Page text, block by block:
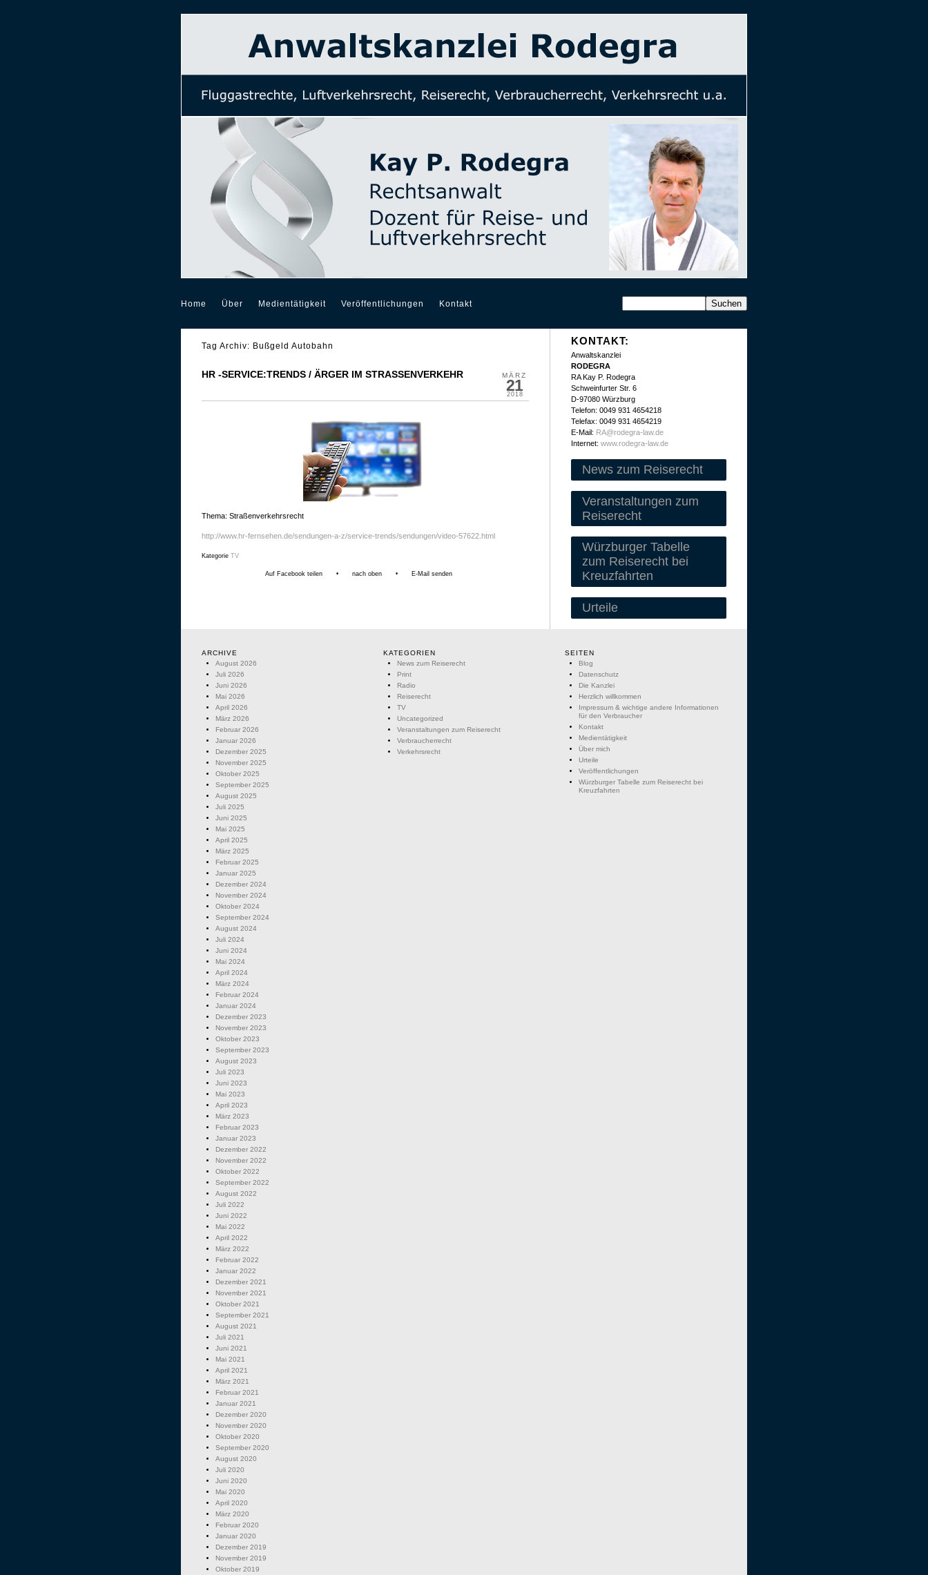
Home Über Medientätigkeit Veröffentlichungen Kontakt
Tag Archiv: Bußgeld Autobahn
MÄRZ
21
2018
HR -SERVICE:TRENDS / ÄRGER IM STRASSENVERKEHR
Thema: Straßenverkehrsrecht
http://www.hr-fernsehen.de/sendungen-a-z/service-trends/sendungen/video-57622.html
Kategorie TV
Auf Facebook teilen • nach oben • E-Mail senden
KONTAKT:
Anwaltskanzlei
RODEGRA
RA Kay P. Rodegra
Schweinfurter Str. 6
D-97080 Würzburg
Telefon: 0049 931 4654218
Telefax: 0049 931 4654219
E-Mail: RA@rodegra-law.de
Internet: www.rodegra-law.de
News zum Reiserecht
Veranstaltungen zum
Reiserecht
Würzburger Tabelle
zum Reiserecht bei
Kreuzfahrten
Urteile
ARCHIVE
August 2026
Juli 2026
Juni 2026
Mai 2026
April 2026
März 2026
Februar 2026
Januar 2026
Dezember 2025
November 2025
Oktober 2025
September 2025
August 2025
Juli 2025
Juni 2025
Mai 2025
April 2025
März 2025
Februar 2025
Januar 2025
Dezember 2024
November 2024
Oktober 2024
September 2024
August 2024
Juli 2024
Juni 2024
Mai 2024
April 2024
März 2024
Februar 2024
Januar 2024
Dezember 2023
November 2023
Oktober 2023
September 2023
August 2023
Juli 2023
Juni 2023
Mai 2023
April 2023
März 2023
Februar 2023
Januar 2023
Dezember 2022
November 2022
Oktober 2022
September 2022
August 2022
Juli 2022
Juni 2022
Mai 2022
April 2022
März 2022
Februar 2022
Januar 2022
Dezember 2021
November 2021
Oktober 2021
September 2021
August 2021
Juli 2021
Juni 2021
Mai 2021
April 2021
März 2021
Februar 2021
Januar 2021
Dezember 2020
November 2020
Oktober 2020
September 2020
August 2020
Juli 2020
Juni 2020
Mai 2020
April 2020
März 2020
Februar 2020
Januar 2020
Dezember 2019
November 2019
Oktober 2019
KATEGORIEN
News zum Reiserecht
Print
Radio
Reiserecht
TV
Uncategorized
Veranstaltungen zum Reiserecht
Verbraucherrecht
Verkehrsrecht
SEITEN
Blog
Datenschutz
Die Kanzlei
Herzlich willkommen
Impressum & wichtige andere Informationen
für den Verbraucher
Kontakt
Medientätigkeit
Über mich
Urteile
Veröffentlichungen
Würzburger Tabelle zum Reiserecht bei
Kreuzfahrten